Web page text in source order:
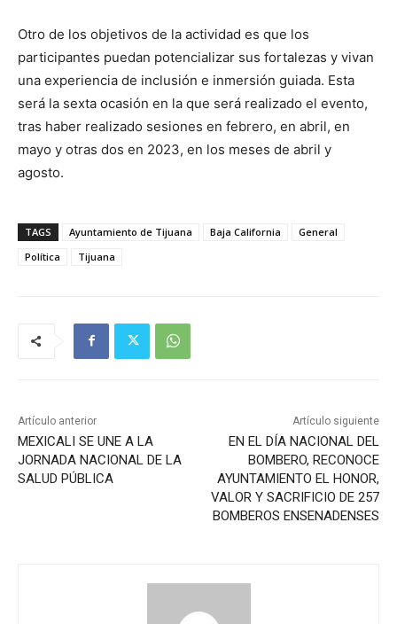
Otro de los objetivos de la actividad es que los
participantes puedan potencializar sus fortalezas y vivan
una experiencia de inclusión e inmersión guiada. Esta
será la sexta ocasión en la que será realizado el evento,
tras haber realizado sesiones en febrero, en abril, en
mayo y otras dos en 2023, en los meses de abril y
agosto.
TAGS Ayuntamiento de Tijuana Baja California
General
Política
Tijuana
Artículo anterior
MEXICALI SE UNE A LA
JORNADA NACIONAL DE LA
SALUD PÚBLICA
Artículo siguiente
EN EL DÍA NACIONAL DEL
BOMBERO, RECONOCE
AYUNTAMIENTO EL HONOR,
VALOR Y SACRIFICIO DE 257
BOMBEROS ENSENADENSES